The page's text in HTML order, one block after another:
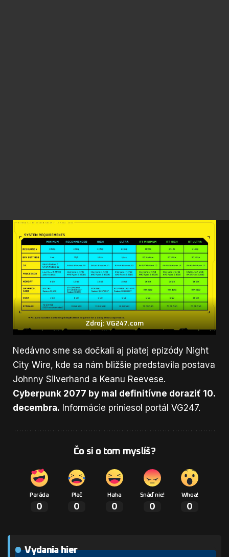
Zdroj: VG247.com
Nedávno sme sa dočkali aj piatej epizódy Night
City Wire, kde sa nám bližšie predstavila postava
Johnny Silverhand a Keanu Reevese.
Cyberpunk 2077 by mal definitívne doraziť 10.
decembra. Informácie priniesol portál VG247.
Čo si o tom myslíš?
Paráda
0
Plač
0
Haha
0
Snáď nie!
0
Whoa!
0
Vydania hier